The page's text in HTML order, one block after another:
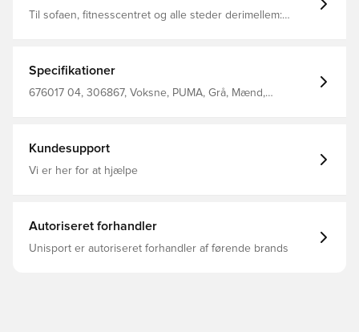
Til sofaen, fitnesscentret og alle steder derimellem:
Ribbede manchetter og linning med spids PUMA
branding på brystet
Specifikationer
676017 04, 306867, Voksne, PUMA, Grå, Mænd,
Kundesupport
Vi er her for at hjælpe
Autoriseret forhandler
Unisport er autoriseret forhandler af førende brands